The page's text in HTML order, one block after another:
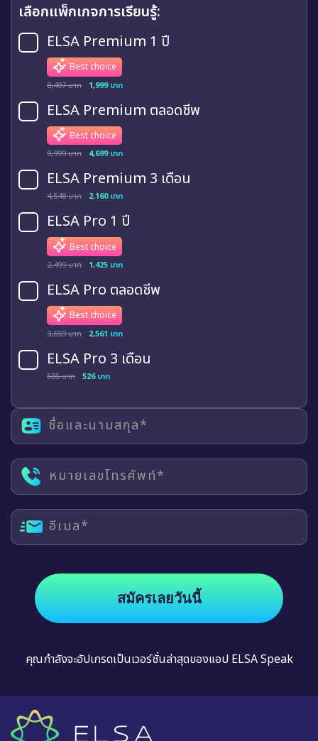
เลือกแพ็กเกจการเรียนรู้:
ELSA Premium 1 ปี
Best choice
8,497 บาท 1,999 บาท
ELSA Premium ตลอดชีพ
Best choice
9,999 บาท 4,699 บาท
ELSA Premium 3 เดือน
4,548 บาท 2,160 บาท
ELSA Pro 1 ปี
Best choice
2,499 บาท 1,425 บาท
ELSA Pro ตลอดชีพ
Best choice
3,659 บาท 2,561 บาท
ELSA Pro 3 เดือน
585 บาท 526 บาท
ชื่อและนามสกุล*
หมายเลขโทรศัพท์*
อีเมล*
สมัครเลยวันนี้
คุณกำลังจะอัปเกรดเป็นเวอร์ชั่นล่าสุดของแอป ELSA Speak